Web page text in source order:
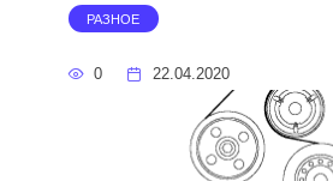
РАЗНОЕ
0 22.04.2020